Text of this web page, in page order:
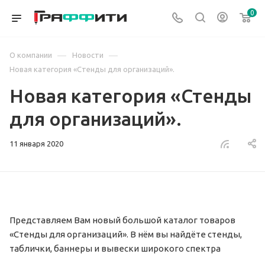
0
О компании — Новости —
Новая категория «Стенды для организаций».
Новая категория «Стенды
для организаций».
11 января 2020
Представляем Вам новый большой каталог товаров
«Стенды для организаций». В нём вы найдёте стенды,
таблички, баннеры и вывески широкого спектра